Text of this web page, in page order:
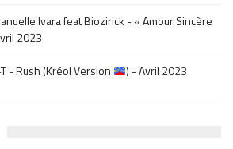
Ivara feat Biozirick - « Amour Sincère
2023
- Rush (Kréol Version
) - Avril 2023